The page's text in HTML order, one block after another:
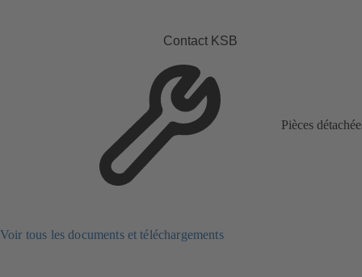
Contact KSB
Pièces
Voir tous les documents et téléchargements